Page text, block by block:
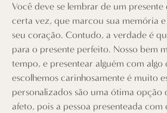
Você deve se lembrar de um presente
certa vez, que marcou sua memória
seu coração. Contudo, a verdade é
para o presente perfeito. Nosso bem
tempo, e presentear alguém com algo
escolhemos carinhosamente é muito
personalizados são uma ótima opção
afeto, pois a pessoa presenteada